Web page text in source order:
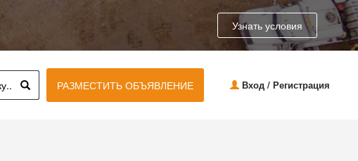
Узнать условия
РАЗМЕСТИТЬ ОБЪЯВЛЕНИЕ Вход / Регистрация